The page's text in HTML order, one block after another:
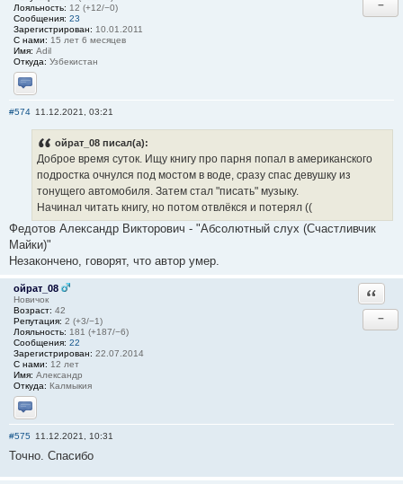
Лояльность: 12 (+12/−0)
Сообщения: 23
Зарегистрирован: 10.01.2011
С нами: 15 лет 6 месяцев
Имя: Adil
Откуда: Узбекистан
Отправить личное сообщение
−
#574 11.12.2021, 03:21
ойрат_08 писал(а):
Доброе время суток. Ищу книгу про парня попал в американского
подростка очнулся под мостом в воде, сразу спас девушку из
тонущего автомобиля. Затем стал "писать" музыку.
Начинал читать книгу, но потом отвлёкся и потерял ((
Федотов Александр Викторович - "Абсолютный слух (Счастливчик
Майки)"
Незакончено, говорят, что автор умер.
ойрат_08
Новичок
Возраст: 42
Репутация: 2 (+3/−1)
Лояльность: 181 (+187/−6)
Сообщения: 22
Зарегистрирован: 22.07.2014
С нами: 12 лет
Имя: Александр
Откуда: Калмыкия
Отправить личное сообщение
−
#575 11.12.2021, 10:31
Точно. Спасибо